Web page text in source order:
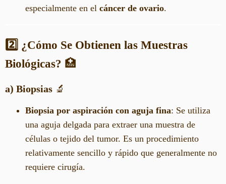
especialmente en el cáncer de ovario.
2️⃣ ¿Cómo Se Obtienen las Muestras
Biológicas? 🏥
a) Biopsias 🔬
Biopsia por aspiración con aguja fina: Se utiliza
una aguja delgada para extraer una muestra de
células o tejido del tumor. Es un procedimiento
relativamente sencillo y rápido que generalmente no
requiere cirugía.